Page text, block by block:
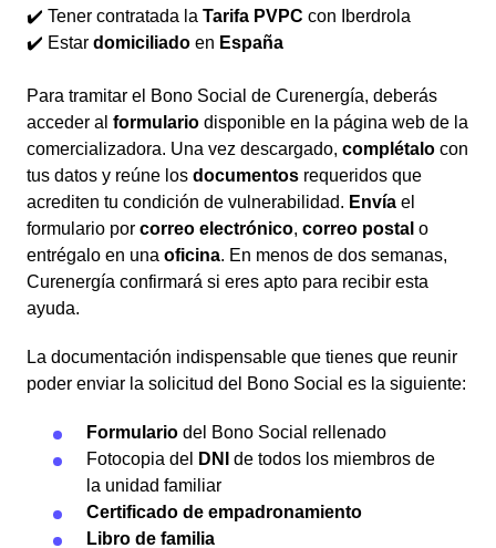
✔️ Tener contratada la Tarifa PVPC con Iberdrola
✔️ Estar domiciliado en España
Para tramitar el Bono Social de Curenergía, deberás
acceder al formulario disponible en la página web de la
comercializadora. Una vez descargado, complétalo con
tus datos y reúne los documentos requeridos que
acrediten tu condición de vulnerabilidad. Envía el
formulario por correo electrónico, correo postal o
entrégalo en una oficina. En menos de dos semanas,
Curenergía confirmará si eres apto para recibir esta
ayuda.
La documentación indispensable que tienes que reunir
poder enviar la solicitud del Bono Social es la siguiente:
Formulario del Bono Social rellenado
Fotocopia del
DNI
de todos los miembros de
la unidad familiar
Certificado de empadronamiento
Libro de familia